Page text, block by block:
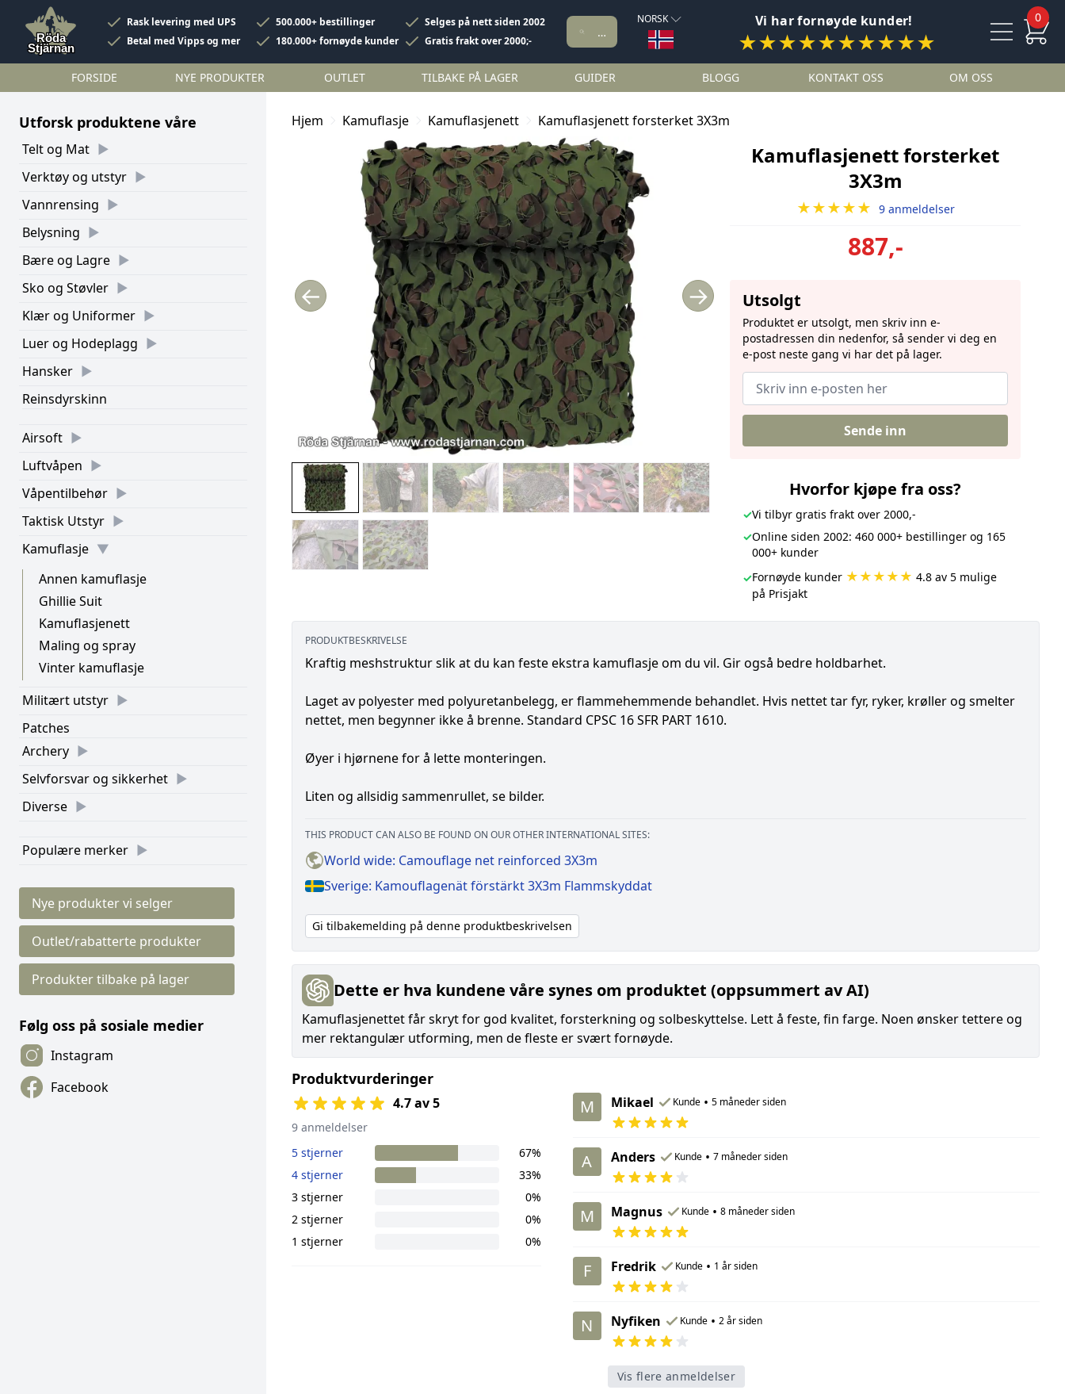
Rask levering med UPS 500.000+ bestillinger
Selges på nett siden 2002
Betal med Vipps og mer
180.000+ fornøyde kunder Gratis frakt over 2000;-
NORSK Vi har fornøyde kunder!
★★★★★★★★★★
0
FORSIDE NYE PRODUKTER OUTLET TILBAKE PÅ LAGER GUIDER BLOGG KONTAKT OSS OM OSS
Utforsk produktene våre
Telt og Mat
Verktøy og utstyr
Vannrensing
Belysning
Bære og Lagre
Sko og Støvler
Klær og Uniformer
Luer og Hodeplagg
Hansker
Reinsdyrskinn
Airsoft
Luftvåpen
Våpentilbehør
Taktisk Utstyr
Kamuflasje
Annen kamuflasje
Ghillie Suit
Kamuflasjenett
Maling og spray
Vinter kamuflasje
Militært utstyr
Patches
Archery
Selvforsvar og sikkerhet
Diverse
Populære merker
Nye produkter vi selger
Outlet/rabatterte produkter
Produkter tilbake på lager
Følg oss på sosiale medier
Instagram
Facebook
Hjem Kamuflasje Kamuflasjenett Kamuflasjenett forsterket 3X3m
← →
Kamuflasjenett forsterket
3X3m
★★★★★ 9 anmeldelser
887,-
Utsolgt
Produktet er utsolgt, men skriv inn e-
postadressen din nedenfor, så sender vi deg en
e-post neste gang vi har det på lager.
Sende inn
Hvorfor kjøpe fra oss?
✓Vi tilbyr gratis frakt over 2000,-
✓Online siden 2002: 460 000+ bestillinger og 165
000+ kunder
✓Fornøyde kunder ★★★★★ 4.8 av 5 mulige
på Prisjakt
PRODUKTBESKRIVELSE
Kraftig meshstruktur slik at du kan feste ekstra kamuflasje om du vil. Gir også bedre holdbarhet.
Laget av polyester med polyuretanbelegg, er flammehemmende behandlet. Hvis nettet tar fyr, ryker, krøller og smelter
nettet, men begynner ikke å brenne. Standard CPSC 16 SFR PART 1610.
Øyer i hjørnene for å lette monteringen.
Liten og allsidig sammenrullet, se bilder.
THIS PRODUCT CAN ALSO BE FOUND ON OUR OTHER INTERNATIONAL SITES:
World wide: Camouflage net reinforced 3X3m
Sverige: Kamouflagenät förstärkt 3X3m Flammskyddat
Gi tilbakemelding på denne produktbeskrivelsen
Dette er hva kundene våre synes om produktet (oppsummert av AI)
Kamuflasjenettet får skryt for god kvalitet, forsterkning og solbeskyttelse. Lett å feste, fin farge. Noen ønsker tettere og
mer rektangulær utforming, men de fleste er svært fornøyde.
Produktvurderinger
4.7 av 5
9 anmeldelser
5 stjerner
67%
4 stjerner
33%
3 stjerner
0%
2 stjerner
0%
1 stjerner
0%
M Mikael Kunde • 5 måneder siden
A Anders Kunde • 7 måneder siden
M Magnus Kunde • 8 måneder siden
F Fredrik Kunde • 1 år siden
N Nyfiken Kunde • 2 år siden
Vis flere anmeldelser